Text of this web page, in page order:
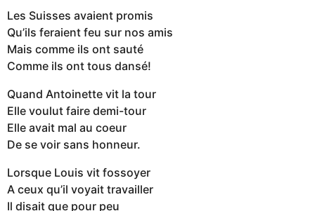
Les Suisses avaient promis
Qu’ils feraient feu sur nos amis
Mais comme ils ont sauté
Comme ils ont tous dansé!
Quand Antoinette vit la tour
Elle voulut faire demi-tour
Elle avait mal au coeur
De se voir sans honneur.
Lorsque Louis vit fossoyer
A ceux qu’il voyait travailler
Il disait que pour peu